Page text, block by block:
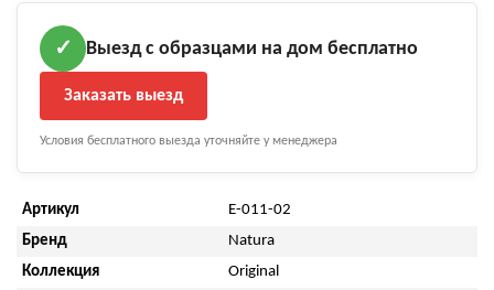
✓ Выезд с образцами на дом бесплатно
Заказать выезд
Условия бесплатного выезда уточняйте у менеджера
Артикул
E-011-02
Бренд
Natura
Коллекция
Original